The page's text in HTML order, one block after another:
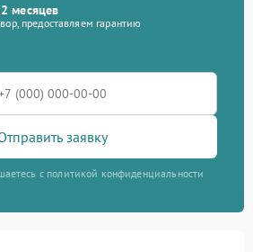
месяцев
предоставляем гарантию
заявку
с политикой конфиденциальности